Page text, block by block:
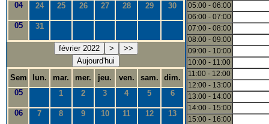
04 24 25 26 27 28 29 30
05 31
février 2022 >
>>
Aujourd'hui
Sem
lun. mar. mer. jeu. ven. sam.
dim.
05
1 2 3 4 5 6
06 7 8 9 10 11 12 13
05:00 - 06:00
06:00 - 07:00
07:00 - 08:00
08:00 - 09:00
09:00 - 10:00
10:00 - 11:00
11:00 - 12:00
12:00 - 13:00
13:00 - 14:00
14:00 - 15:00
15:00 - 16:00